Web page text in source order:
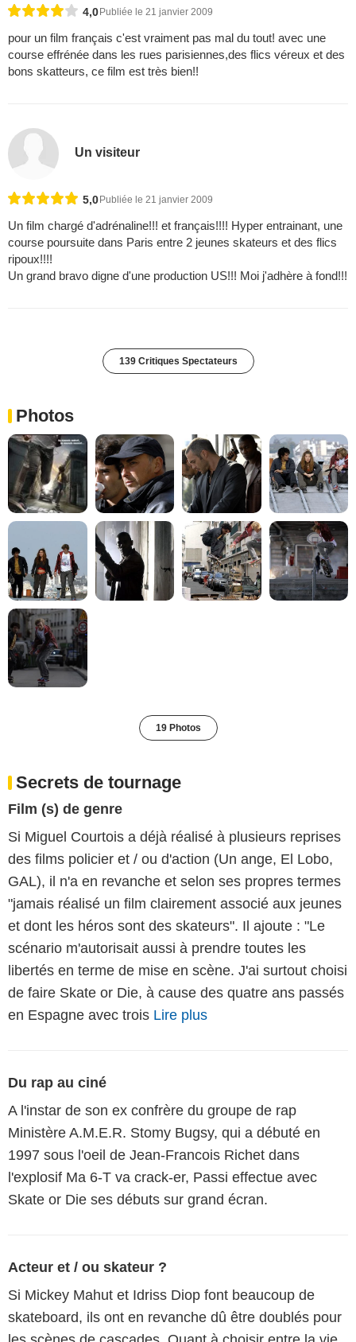
4,0 Publiée le 21 janvier 2009
pour un film français c'est vraiment pas mal du tout! avec une
course effrénée dans les rues parisiennes,des flics véreux et des
bons skatteurs, ce film est très bien!!
Un visiteur
5,0Publiée le 21 janvier 2009
Un film chargé d'adrénaline!!! et français!!!! Hyper entrainant, une
course poursuite dans Paris entre 2 jeunes skateurs et des flics
ripoux!!!!
Un grand bravo digne d'une production US!!! Moi j'adhère à fond!!!
139 Critiques Spectateurs
Photos
19 Photos
Secrets de tournage
Film (s) de genre
Si Miguel Courtois a déjà réalisé à plusieurs reprises
des films policier et / ou d'action (Un ange, El Lobo,
GAL), il n'a en revanche et selon ses propres termes
"jamais réalisé un film clairement associé aux jeunes
et dont les héros sont des skateurs". Il ajoute : "Le
scénario m'autorisait aussi à prendre toutes les
libertés en terme de mise en scène. J'ai surtout choisi
de faire Skate or Die, à cause des quatre ans passés
en Espagne avec trois Lire plus
Du rap au ciné
A l'instar de son ex confrère du groupe de rap
Ministère A.M.E.R. Stomy Bugsy, qui a débuté en
1997 sous l'oeil de Jean-Francois Richet dans
l'explosif Ma 6-T va crack-er, Passi effectue avec
Skate or Die ses débuts sur grand écran.
Acteur et / ou skateur ?
Si Mickey Mahut et Idriss Diop font beaucoup de
skateboard, ils ont en revanche dû être doublés pour